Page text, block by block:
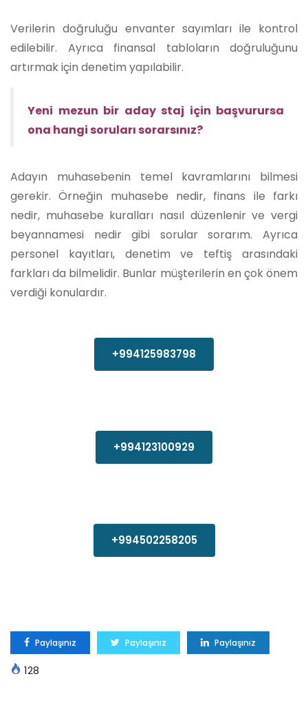
Verilerin doğruluğu envanter sayımları ile kontrol
edilebilir. Ayrıca finansal tabloların doğruluğunu
artırmak için denetim yapılabilir.
Yeni mezun bir aday staj için başvurursa
ona hangi soruları sorarsınız?
Adayın muhasebenin temel kavramlarını bilmesi
gerekir. Örneğin muhasebe nedir, finans ile farkı
nedir, muhasebe kuralları nasıl düzenlenir ve vergi
beyannamesi nedir gibi sorular sorarım. Ayrıca
personel kayıtları, denetim ve teftiş arasındaki
farkları da bilmelidir. Bunlar müşterilerin en çok önem
verdiği konulardır.
+994125983798
+994123100929
+994502258205
Paylaşınız Paylaşınız Paylaşınız
128